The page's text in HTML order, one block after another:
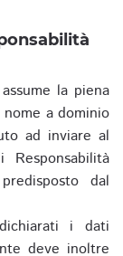
la piena
a dominio
ad inviare al
dal
i dati
deve inoltre